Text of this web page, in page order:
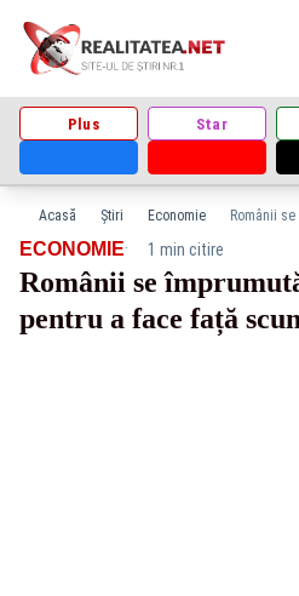
Plus Star
Acasă Știri Economie
ECONOMIE· 1 min citire
Românii se
pentru a face față